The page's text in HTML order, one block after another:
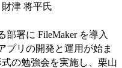
津 将平氏
部署に FileMaker を導入
プリの開発と運用が始ま
の勉強会を実施し、栗山